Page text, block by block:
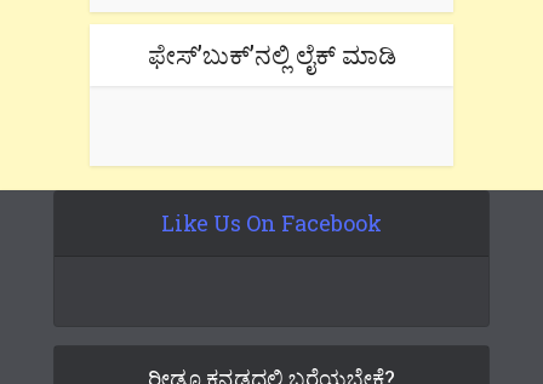
ಫೇಸ್’ಬುಕ್’ನಲ್ಲಿ ಲೈಕ್ ಮಾಡಿ
Like Us On Facebook
ರೀಡೂ ಕನ್ನಡದಲ್ಲಿ ಬರೆಯಬೇಕೆ?